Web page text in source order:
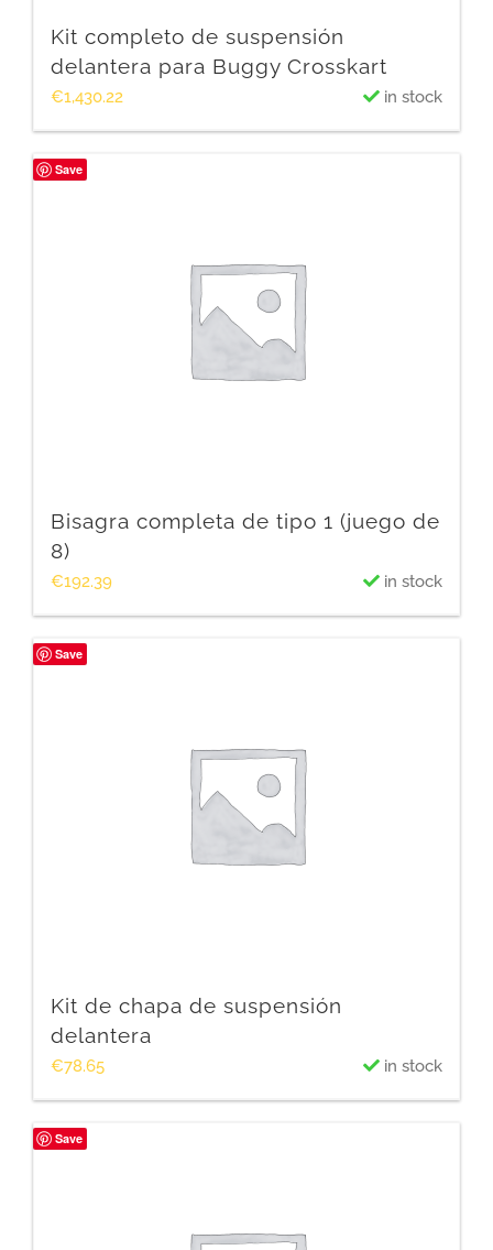
Kit completo de suspensión
delantera para Buggy Crosskart
€1,430.22 in stock
Save
Bisagra completa de tipo 1 (juego de
8)
€192.39 in stock
Save
Kit de chapa de suspensión
delantera
€78.65 in stock
Save